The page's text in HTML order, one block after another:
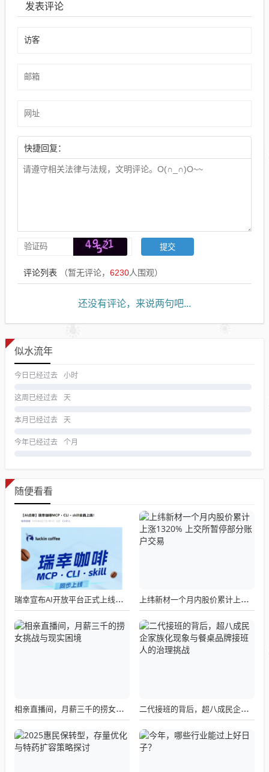
发表评论
快捷回复：
评论列表 （暂无评论， 6230人围观）
还没有评论，来说两句吧...
似水流年
今日已经过去 小时
这周已经过去 天
本月已经过去 天
今年已经过去 个月
随便看看
瑞幸宣布AI开放平台正式上线，我们点了一杯试了试 上纬新材一个月内股价累计上涨1320% 上交所暂停部分账户交易
相亲直播间，月薪三千的捞女挑战与现实困境 二代接班的背后，超八成民企家族化现象与餐桌品牌接班人的治理挑战